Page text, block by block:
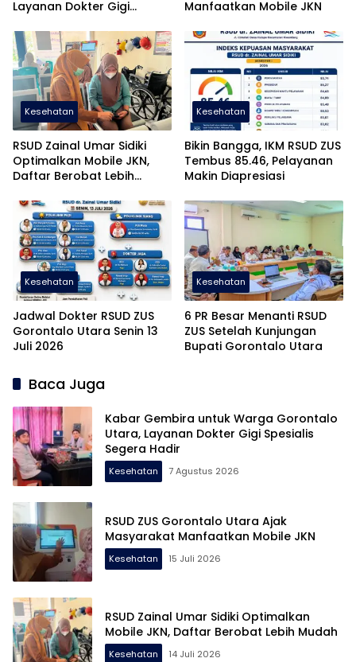
Layanan Dokter Gigi
Manfaatkan Mobile JKN
Kesehatan
RSUD Zainal Umar Sidiki
Optimalkan Mobile JKN,
Daftar Berobat Lebih
Kesehatan
Bikin Bangga, IKM RSUD ZUS
Tembus 85.46, Pelayanan
Makin Diapresiasi
Kesehatan
Jadwal Dokter RSUD ZUS
Gorontalo Utara Senin 13
Juli 2026
Kesehatan
6 PR Besar Menanti RSUD
ZUS Setelah Kunjungan
Bupati Gorontalo Utara
Baca Juga
Kabar Gembira untuk Warga Gorontalo
Utara, Layanan Dokter Gigi Spesialis
Segera Hadir
Kesehatan 7 Agustus 2026
RSUD ZUS Gorontalo Utara Ajak
Masyarakat Manfaatkan Mobile JKN
Kesehatan 15 Juli 2026
RSUD Zainal Umar Sidiki Optimalkan
Mobile JKN, Daftar Berobat Lebih Mudah
Kesehatan 14 Juli 2026